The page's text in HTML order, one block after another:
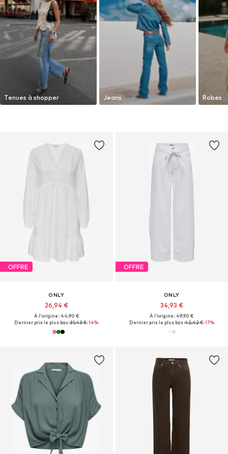
Tenues à shopper Jeans Robes
OFFRE
ONLY
26,94 €
À l'origine : 44,90 €
Dernier prix le plus bas :31,43 €-14%
OFFRE
ONLY
34,93 €
À l'origine : 49,90 €
Dernier prix le plus bas :42,42 €-17%